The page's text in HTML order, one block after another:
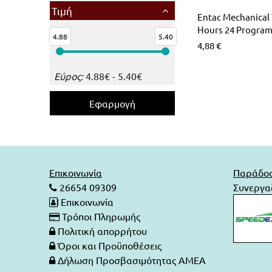
Τιμή
4.88 5.40
Εύρος: 4.88€ - 5.40€
Entac Mechanical
Hours 24
4,88€
Επικοινωνία
26654 09309
Επικοινωνία
Τρόποι Πληρωμής
Πολιτική απορρήτου
Όροι και Προϋποθέσεις
Δήλωση Προσβασιμότητας ΑΜΕΑ
LED Λάμπες G4
Επιδαπέδια Alien Design
Φωτιστικά Μπάνιου-Πινάκων
Φωτιστικά Ντουλαπιών-Ντουλάπας
Φωτιστικά Οδικού Δικτύου
Ραγοϋλικό Ταινιών LED
Καλύματα για προφίλ Αλουμινίου